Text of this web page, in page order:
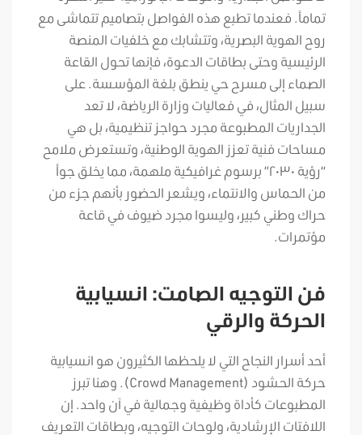
تماماً. فعندما تطبع هذه الفواصل بتصاميم تتماشى مع
روح الهوية البصرية، وتتشابك مع خلفيات المنصة
الرئيسية وحتى بطاقات الدعوة، فإنها تحول القاعة
الصماء إلى مسرح حي ينطق بلغة المؤسسة. على
سبيل المثال، في فعاليات وزارة الرياضة، لا تعد
الجداريات المطبوعة مجرد حواجز تنظيمية، بل هي
مساحات فنية تعزز الهوية الوطنية، وتستعرض ملامح
“رؤية ٢٠٣٠” برسوم غرافيكية ملهمة، مما يخلق جواً
من الحماس والانتماء، ويشعر الحضور بأنهم جزء من
حراك وطني كبير، وليسوا مجرد ضيوف في قاعة
مؤتمرات.
فن التوجيه الصامت: انسيابية
الحركة والرقي
أحد أسرار النجاح التي لا يلحظها الكثيرون هو انسيابية
حركة الحشود (Crowd Management). وهنا تبرز
المطبوعات كأداة وظيفية وجمالية في آن واحد. إن
اللافتات الإرشادية، ولوحات التوجيه، وبطاقات التعريف